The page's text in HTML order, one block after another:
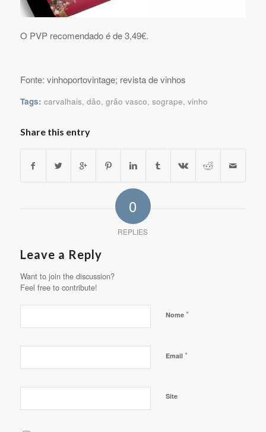
O PVP recomendado é de 3,49€.
Fonte: vinhoportovintage; revista de vinhos
Tags: carvalhais, dão, grão vasco, sogrape, vinho
Share this entry
0
REPLIES
Leave a Reply
Want to join the discussion?
Feel free to contribute!
Nome *
Email *
Site